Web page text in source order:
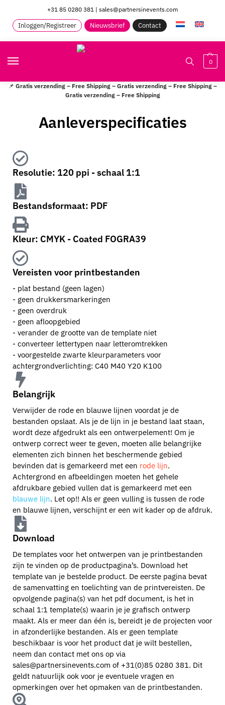
+31 85 0280 381 | sales@partnersinevents.com
Inloggen/Registreer Nieuwsbrief Contact
0
📌 Gratis verzending – Free Shipping – Gratis verzending – Free Shipping –
Gratis verzending – Free Shipping
Aanleverspecificaties
Resolutie: 120 ppi - schaal 1:1
Bestandsformaat: PDF
Kleur: CMYK - Coated FOGRA39
Vereisten voor printbestanden
- plat bestand (geen lagen)
- geen drukkersmarkeringen
- geen overdruk
- geen afloopgebied
- verander de grootte van de template niet
- converteer lettertypen naar letteromtrekken
- voorgestelde zwarte kleurparameters voor
achtergrondverlichting: C40 M40 Y20 K100
Belangrijk
Verwijder de rode en blauwe lijnen voordat je de
bestanden opslaat. Als je de lijn in je bestand laat staan,
wordt deze afgedrukt als een ontwerpelement! Om je
ontwerp correct weer te geven, moeten alle belangrijke
elementen zich binnen het beschermende gebied
bevinden dat is gemarkeerd met een rode lijn.
Achtergrond en afbeeldingen moeten het gehele
afdrukbare gebied vullen dat is gemarkeerd met een
blauwe lijn. Let op!! Als er geen vulling is tussen de rode
en blauwe lijnen, verschijnt er een wit kader op de afdruk.
Download
De templates voor het ontwerpen van je printbestanden
zijn te vinden op de productpagina’s. Download het
template van je bestelde product. De eerste pagina bevat
de samenvatting en toelichting van de printvereisten. De
opvolgende pagina(s) van het pdf document, is het in
schaal 1:1 template(s) waarin je je grafisch ontwerp
maakt. Als er meer dan één is, bereidt je de projecten voor
in afzonderlijke bestanden. Als er geen template
beschikbaar is voor het product dat je wilt bestellen,
neem dan contact met ons op via
sales@partnersinevents.com of +31(0)85 0280 381. Dit
geldt natuurlijk ook voor je eventuele vragen en
opmerkingen over het opmaken van de printbestanden.